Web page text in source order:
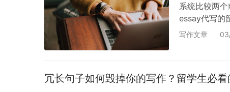
系统比较两
essay代写的
（academic
写作文章
冗长句子如何毁掉你的写作？留学生必